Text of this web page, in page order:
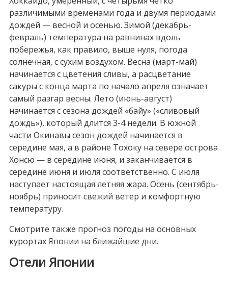
различимыми временами года и двумя периодами
дождей — весной и осенью. Зимой (декабрь-
февраль) температура на равнинах вдоль
побережья, как правило, выше нуля, погода
солнечная, с сухим воздухом. Весна (март-май)
начинается с цветения сливы, а расцветание
сакуры с конца марта по начало апреля означает
самый разгар весны. Лето (июнь-август)
начинается с сезона дождей «байу» («сливовый
дождь»), который длится 3-4 недели. В южной
части Окинавы сезон дождей начинается в
середине мая, а в районе Тохоку на севере острова
Хонсю — в середине июня, и заканчивается в
середине июня и июля соответственно. С июля
наступает настоящая летняя жара. Осень (сентябрь-
ноябрь) приносит свежий ветер и комфортную
температуру.
Смотрите также прогноз погоды на основных
курортах Японии на ближайшие дни.
Отели Японии